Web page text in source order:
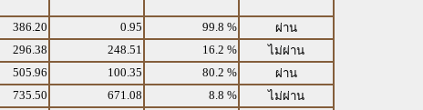
386.20 0.95 99.8 %
ผ่าน
296.38 248.51 16.2 %
ไม่ผ่าน
505.96 100.35 80.2 %
ผ่าน
735.50 671.08 8.8 %
ไม่ผ่าน